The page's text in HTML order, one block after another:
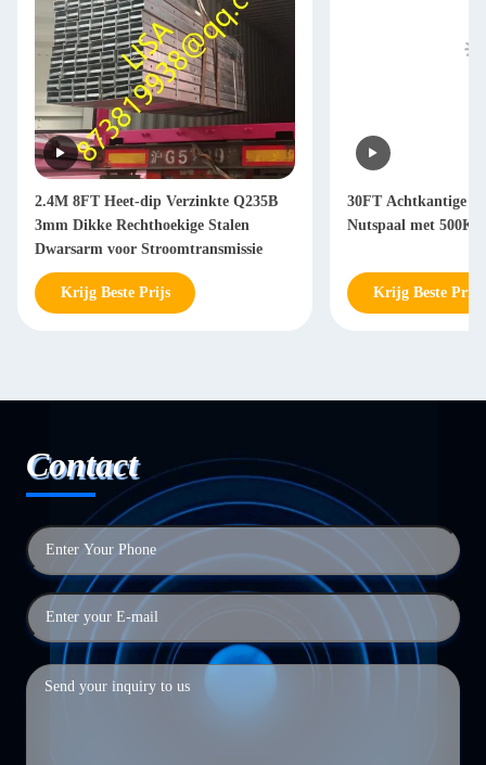
2.4M 8FT Heet-dip Verzinkte Q235B
3mm Dikke Rechthoekige Stalen
Dwarsarm voor Stroomtransmissie
Krijg Beste Prijs
30FT Achtkantige
Nutspaal met
Krijg Beste Prijs
Contact